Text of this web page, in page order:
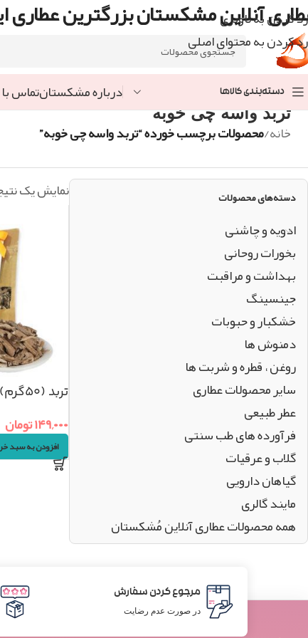
رد کردن به ناوبری
رد کردن به محتوای اصلی
آنلاین مشکستان بزرگترین عطاری
دسته‌بندی کالاها درباره مشکستانتماس
تربد واسه چی خوبه
خانه/محصولات برچسب خورده “تربد واسه چی خوبه”
دسته‌های محصولات
ادویه و چاشنی
بخورات روحانی
بهداشت و مراقبت
جینسینگ
خشکبار و حبوبات
دمنوش ها
روغن ، قطره و شربت ها
سایر محصولات عطاری
عطر طبیعی
فرآورده های طب سنتی
گلاب و عرقیات
گیاهان دارویی
مایند گالری
همه محصولات عطاری آنلاین مُشکستان
نمایش یک
تربد (۵۰گرم)
۱۴۹,۰۰۰تومان
افزودن به سبد
مرجوع کردن سفارش
در صورت عدم رضایت